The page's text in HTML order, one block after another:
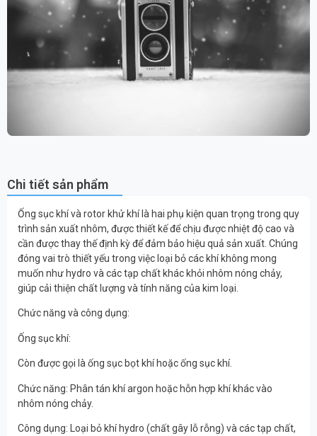
Chi tiết sản phẩm
Ống sục khí và rotor khử khí là hai phụ kiện quan trọng trong quy
trình sản xuất nhôm, được thiết kế để chịu được nhiệt độ cao và
cần được thay thế định kỳ để đảm bảo hiệu quả sản xuất. Chúng
đóng vai trò thiết yếu trong việc loại bỏ các khí không mong
muốn như hydro và các tạp chất khác khỏi nhôm nóng chảy,
giúp cải thiện chất lượng và tính năng của kim loại.
Chức năng và công dụng:
Ống sục khí:
Còn được gọi là ống sục bọt khí hoặc ống sục khí.
Chức năng: Phân tán khí argon hoặc hỗn hợp khí khác vào
nhôm nóng chảy.
Công dụng: Loại bỏ khí hydro (chất gây lỗ rỗng) và các tạp chất,